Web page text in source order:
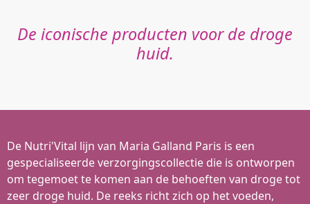
De iconische producten voor de droge
huid.
De Nutri'Vital lijn van Maria Galland Paris is een
gespecialiseerde verzorgingscollectie die is ontworpen
om tegemoet te komen aan de behoeften van droge tot
zeer droge huid. De reeks richt zich op het voeden,